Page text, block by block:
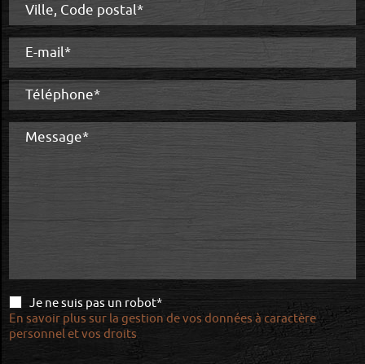
Ville, Code postal*
E-mail*
Téléphone*
Message*
Je ne suis pas un robot*
En savoir plus sur la gestion de vos données à caractère
personnel et vos droits